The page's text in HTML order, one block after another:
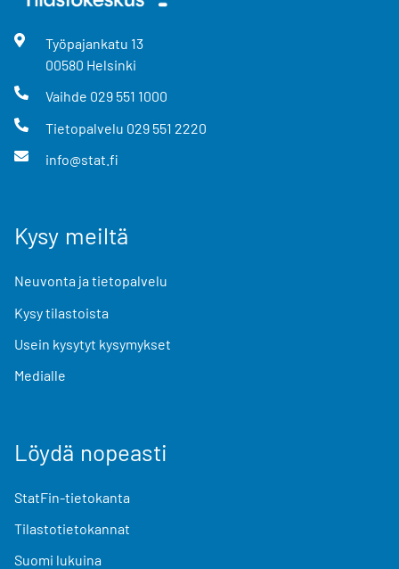
Työpajankatu 13
00580 Helsinki
Vaihde 029 551 1000
Tietopalvelu 029 551 2220
info@stat.fi
Kysy meiltä
Neuvonta ja tietopalvelu
Kysy tilastoista
Usein kysytyt kysymykset
Medialle
Löydä nopeasti
StatFin-tietokanta
Tilastotietokannat
Suomi lukuina